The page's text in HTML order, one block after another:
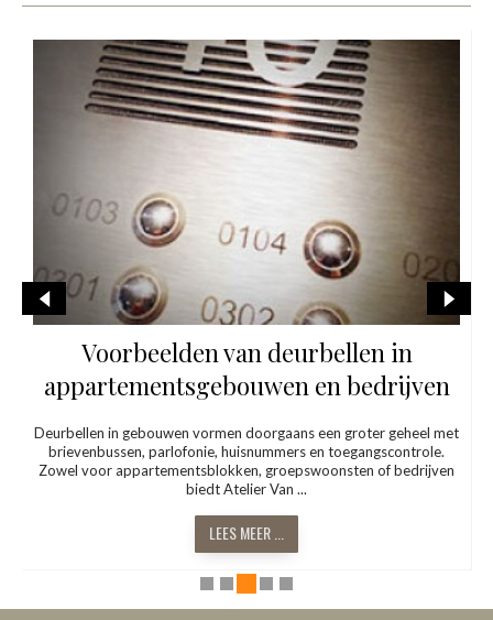
Hoort u de deurbel? Steeds? En overal
waar u bent?
Een draadloze deurbel is de oplossing bij gehoorproblemen. Is uw
bestaande deurbel niet goed hoorbaar of is de afstand te
groot? Een deurbel die zeer luid, of soms liever heel stil moet
klinken en ook...
LEES MEER ...